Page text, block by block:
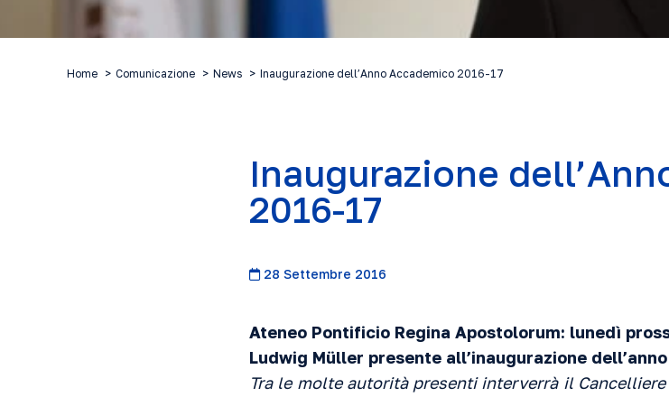
Home Comunicazione News Inaugurazione dell’Anno Accademico 2016-17
Inaugurazione
2016-17
28 Settembre 2016
Ateneo Pontificio Regina Apostolorum: lunedì
Ludwig Müller presente all’inaugurazione
Tra le molte autorità presenti interverrà il